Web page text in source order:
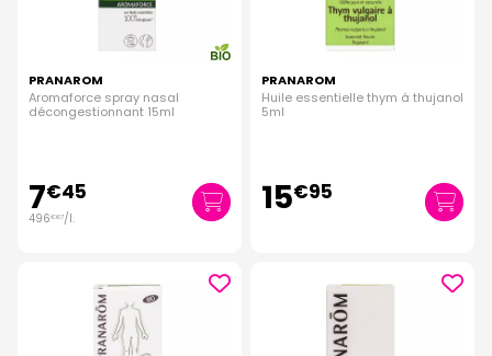
PRANAROM
Aromaforce spray nasal
décongestionnant 15ml
7€45
496€67/l.
PRANAROM
Huile essentielle thym à thujanol
5ml
15€95